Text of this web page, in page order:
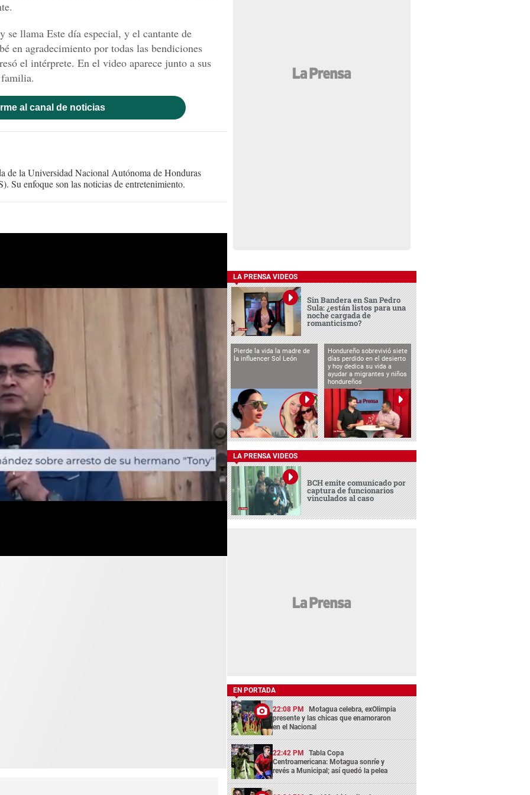
se llama Este día especial, y el cantante de
en agradecimiento por todas las bendiciones
el intérprete. En el video aparece junto a sus
al canal de noticias
de la Universidad Nacional Autónoma de Honduras
Su enfoque son las noticias de entretenimiento.
LA PRENSA VIDEOS
Sin Bandera en San Pedro
Sula: ¿están listos para una
noche cargada de
romanticismo?
Pierde la vida la madre de
la influencer Sol León
Hondureño sobrevivió siete
días perdido en el desierto
y hoy dedica su vida a
ayudar a migrantes y niños
hondureños
LA PRENSA VIDEOS
BCH emite comunicado por
captura de funcionarios
vinculados al caso
EN PORTADA
22:08 PM Motagua celebra, exOlimpia
presente y las chicas que enamoraron
en el Nacional
22:42 PM Tabla Copa
Centroamericana: Motagua sonríe y
revés a Municipal; así quedó la pelea